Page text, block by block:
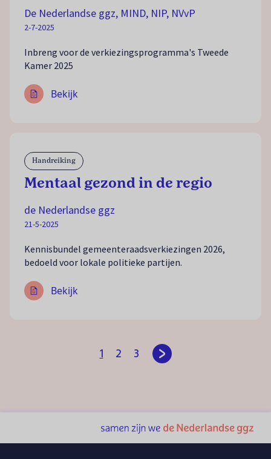
De Nederlandse ggz, MIND, NIP, NVvP
2-7-2025
Inbreng voor de verkiezingsprogramma's Tweede
Kamer 2025
Bekijk
Mentaal gezond in de regio
Handreiking
de Nederlandse ggz
21-5-2025
Kennisbundel gemeenteraadsverkiezingen 2026,
bedoeld voor lokale politieke partijen.
Bekijk
Pagina
1 Pagina
2 Pagina
3 Volgende pagina